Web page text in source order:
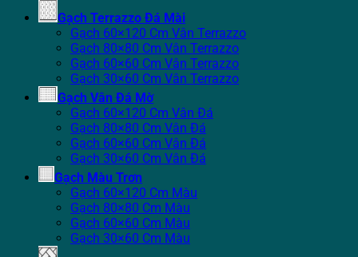
Gạch Terrazzo Đá Mài
Gạch 60×120 Cm Vân Terrazzo
Gạch 80×80 Cm Vân Terrazzo
Gạch 60×60 Cm Vân Terrazzo
Gạch 30×60 Cm Vân Terrazzo
Gạch Vân Đá Mờ
Gạch 60×120 Cm Vân Đá
Gạch 80×80 Cm Vân Đá
Gạch 60×60 Cm Vân Đá
Gạch 30×60 Cm Vân Đá
Gạch Màu Trơn
Gạch 60×120 Cm Màu
Gạch 80×80 Cm Màu
Gạch 60×60 Cm Màu
Gạch 30×60 Cm Màu